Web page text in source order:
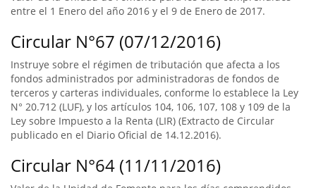
entre el 1 Enero del año 2016 y el 9 de Enero de 2017.
Circular N°67 (07/12/2016)
Instruye sobre el régimen de tributación que afecta a los
fondos administrados por administradoras de fondos de
terceros y carteras individuales, conforme lo establece la Ley
N° 20.712 (LUF), y los artículos 104, 106, 107, 108 y 109 de la
Ley sobre Impuesto a la Renta (LIR) (Extracto de Circular
publicado en el Diario Oficial de 14.12.2016).
Circular N°64 (11/11/2016)